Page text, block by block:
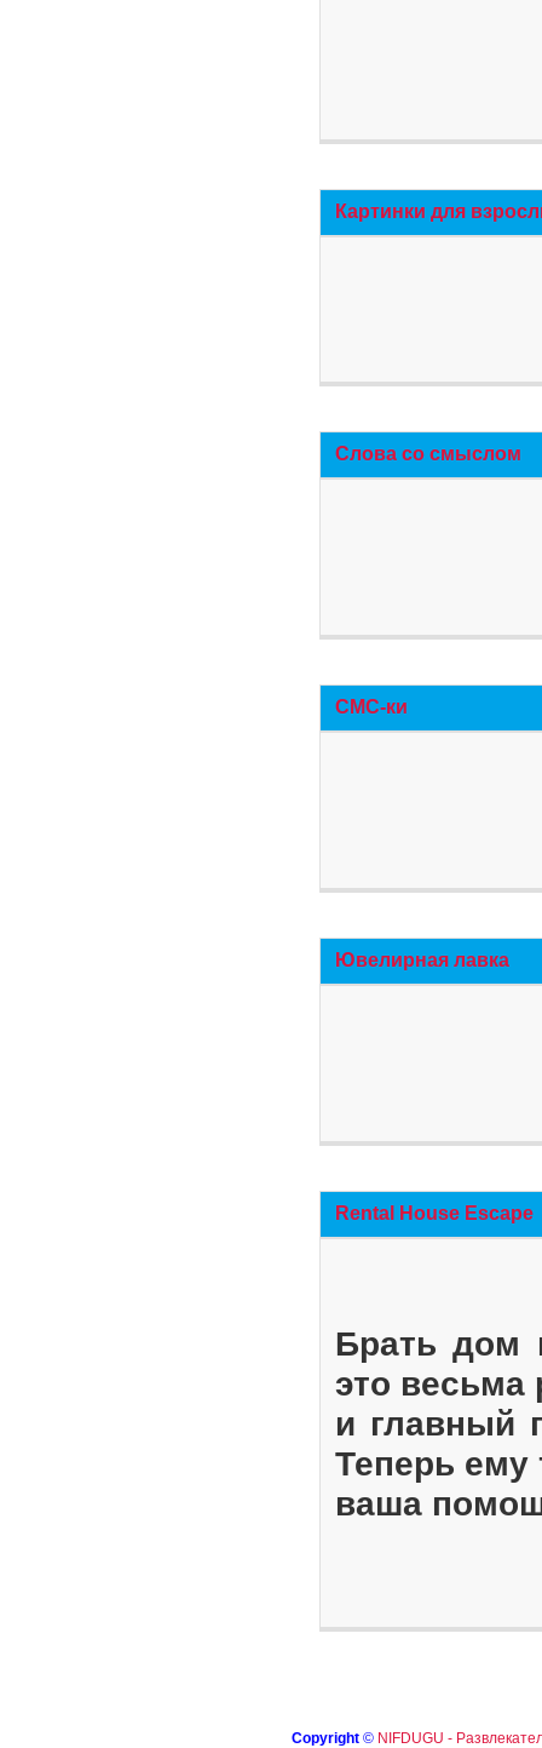
Картинки для
Слова со смыслом
СМС-ки
Ювелирная лавка
Rental House Escape
Брать дом
это весьма
и главный
Теперь ему
ваша
Copyright © NIFDUGU -